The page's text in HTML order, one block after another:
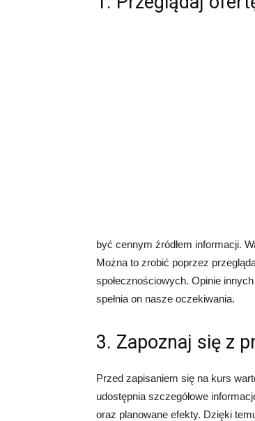
być cennym źródłem informacji.
Można to zrobić poprzez
społecznościowych. Opinie
spełnia on nasze oczekiwania.
3. Zapoznaj się z
Przed zapisaniem się na kurs
udostępnia szczegółowe
oraz planowane efekty. Dzięki